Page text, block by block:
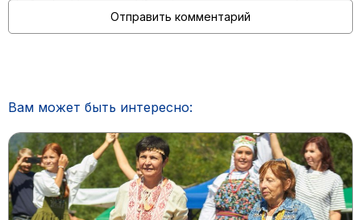
Вам может быть интересно: